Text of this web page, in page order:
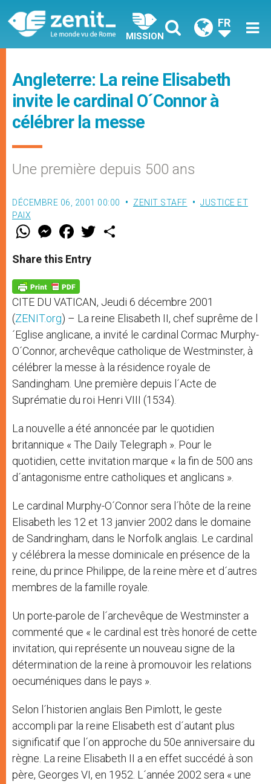
MISSION
FR
Angleterre: La reine Elisabeth
invite le cardinal O´Connor à
célébrer la messe
Une première depuis 500 ans
DÉCEMBRE 06, 2001 00:00 ZENIT STAFF
JUSTICE ET
PAIX
W
t
s
p
p
M
e
s
e
g
e
r
F
a
e
b
o
k
w
Share this Entry
CITE DU VATICAN, Jeudi 6 décembre 2001
(ZENIT.org) – La reine Elisabeth II, chef suprême de l
´Eglise anglicane, a invité le cardinal Cormac Murphy-
O´Connor, archevêque catholique de Westminster, à
célébrer la messe à la résidence royale de
Sandingham. Une première depuis l´Acte de
Suprématie du roi Henri VIII (1534).
La nouvelle a été annoncée par le quotidien
britannique « The Daily Telegraph ». Pour le
quotidien, cette invitation marque « la fin de 500 ans
d´antagonisme entre catholiques et anglicans ».
Le cardinal Murphy-O´Connor sera l´hôte de la reine
Elisabeth les 12 et 13 janvier 2002 dans le domaine
de Sandringham, dans le Norfolk anglais. Le cardinal
y célébrera la messe dominicale en présence de la
reine, du prince Philippe, de la reine mère et d´autres
membres de la famille royale.
Un porte-parole de l´archevêque de Westminster a
commenté que « le cardinal est très honoré de cette
invitation, qui représente un nouveau signe de la
détermination de la reine à promouvoir les relations
oecuméniques dans le pays ».
Selon l´historien anglais Ben Pimlott, le geste
accompli par la reine Elisabeth est d´autant plus
significatif que l´on approche du 50e anniversaire du
règne. La reine Elisabeth II a en effet succédé à son
père, Georges VI, en 1952. L´année 2002 sera « une